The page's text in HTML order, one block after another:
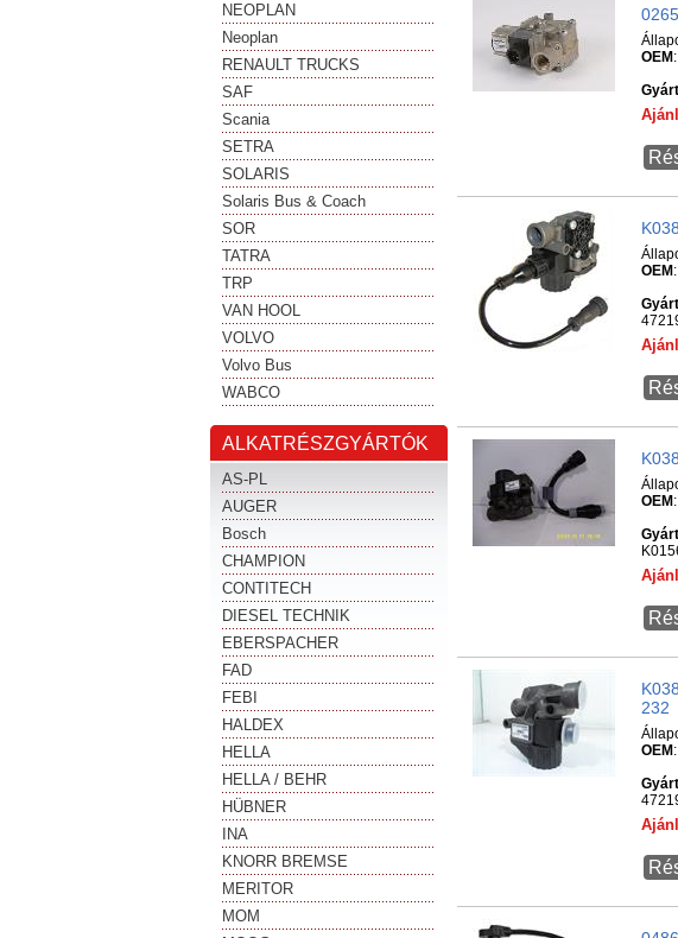
NEOPLAN
Neoplan
RENAULT TRUCKS
SAF
Scania
SETRA
SOLARIS
Solaris Bus & Coach
SOR
TATRA
TRP
VAN HOOL
VOLVO
Volvo Bus
WABCO
ALKATRÉSZGYÁRTÓK
AS-PL
AUGER
Bosch
CHAMPION
CONTITECH
DIESEL TECHNIK
EBERSPACHER
FAD
FEBI
HALDEX
HELLA
HELLA / BEHR
HÜBNER
INA
KNORR BREMSE
MERITOR
MOM
OEM
OEM
OEM
232
OEM